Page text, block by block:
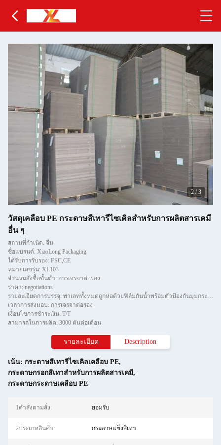
2/3
วัสดุเคลือบ PE กระดาษสีเทารีไซเคิลสําหรับการผลิตสารเคมี
อื่น ๆ
สถานที่กำเนิด: จีน
ชื่อแบรนด์: XiaoLong Packaging
ได้รับการรับรอง: FSC,CE
หมายเลขรุ่น: XL103
จำนวนสั่งซื้อขั้นต่ำ: การเจรจาต่อรอง
ราคา: negotiations
รายละเอียดการบรรจุ: พาเลททั้งหมดถูกห่อด้วยฟิล์มกันน้ำพร้อมตัวป้องกันมุมกระดาษและยึดด้วยแถบทีสองชิ้น
เวลาการส่งมอบ: การเจรจาต่อรอง
เงื่อนไขการชำระเงิน: T/T
สามารถในการผลิต: 3000 ตันต่อเดือน
รายละเอียด Description
เน้น: กระดาษสีเทารีไซเคิลเคลือบ PE,
กระดาษกรอกสีเทาสําหรับการผลิตสารเคมี,
กระดาษกระดาษเคลือบ PE
1คําสั่งตามสั่ง: ยอมรับ
2ประเภทสินค้า: กระดาษแข็งสีเทา